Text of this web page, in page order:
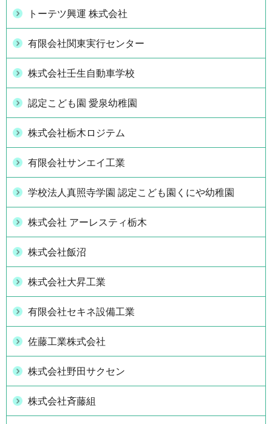
トーテツ興運 株式会社
有限会社関東実行センター
株式会社壬生自動車学校
認定こども園 愛泉幼稚園
株式会社栃木ロジテム
有限会社サンエイ工業
学校法人真照寺学園 認定こども園くにや幼稚園
株式会社 アーレスティ栃木
株式会社飯沼
株式会社大昇工業
有限会社セキネ設備工業
佐藤工業株式会社
株式会社野田サクセン
株式会社斉藤組